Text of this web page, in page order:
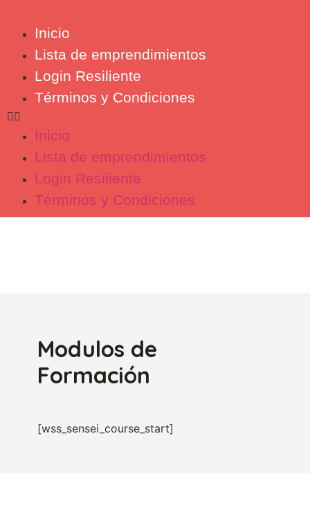
Inicio
Lista de emprendimientos
Login Resiliente
Términos y Condiciones
Inicio
Lista de emprendimientos
Login Resiliente
Términos y Condiciones
Modulos de
Formación
[wss_sensei_course_start]